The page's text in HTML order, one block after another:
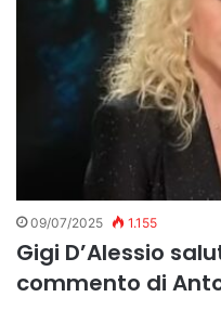
09/07/2025 1.155
Gigi D’Alessio
commento di